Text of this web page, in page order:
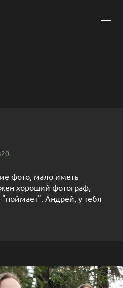
фото, мало иметь
хороший фотограф,
"поймает". Андрей, у тебя